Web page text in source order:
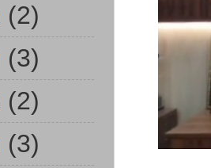
(2)
(3)
(2)
(3)